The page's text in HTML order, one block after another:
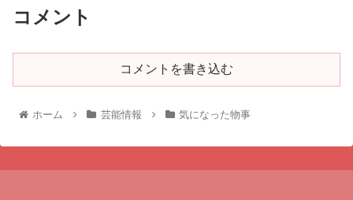
コメント
コメントを書き込む
ホーム 芸能情報 気になった物事